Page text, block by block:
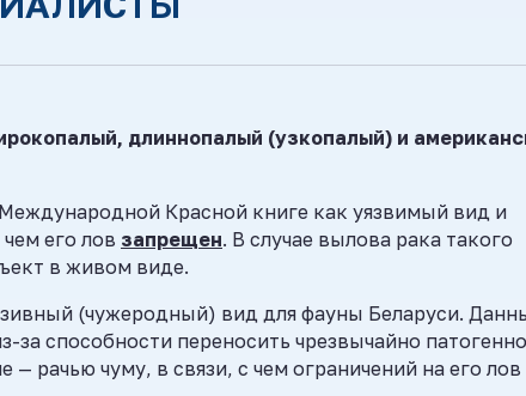
длиннопалый (узкопалый) и
Красной книге как уязвимый вид и
его лов запрещен. В случае вылова рака такого
в живом виде.
(чужеродный) вид для фауны Беларуси.
за способности переносить чрезвычайно
рачью чуму, в связи, с чем ограничений на его лов